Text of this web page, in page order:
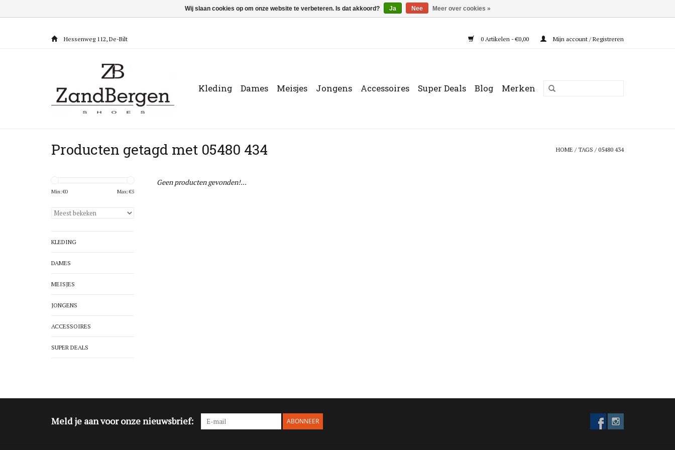
Hessenweg 112, De-Bilt 0 Artikelen - €0,00 Mijn account / Registreren
Kleding Dames Meisjes Jongens Accessoires Super Deals Blog Merken
Producten getagd met 05480 434 HOME /TAGS /05480 434
Min: €0 Max: €5
KLEDING
DAMES
MEISJES
JONGENS
ACCESSOIRES
SUPER DEALS
Geen producten gevonden!...
Meld je aan voor onze nieuwsbrief: ABONNEER
Wij slaan cookies op om onze website te verbeteren. Is dat akkoord? Ja Nee Meer over cookies »